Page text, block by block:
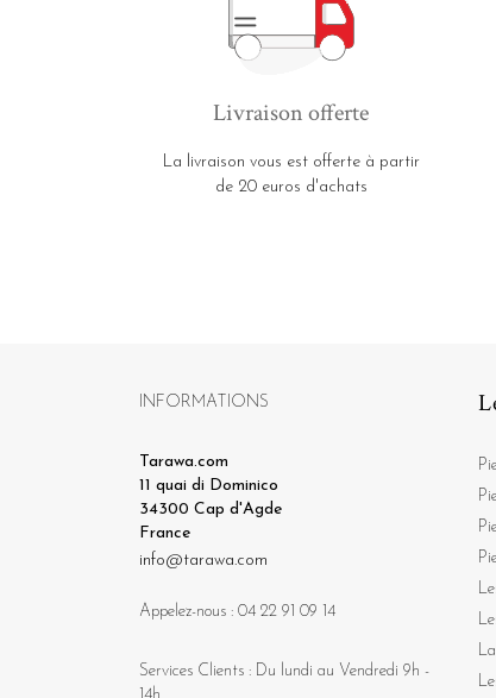
Livraison offerte
La livraison vous est offerte à partir
de 20 euros d'achats
INFORMATIONS
Tarawa.com
11 quai di Dominico
34300 Cap d'Agde
France
info@tarawa.com
Appelez-nous : 04 22 91 09 14
Services Clients : Du lundi au Vendredi 9h -